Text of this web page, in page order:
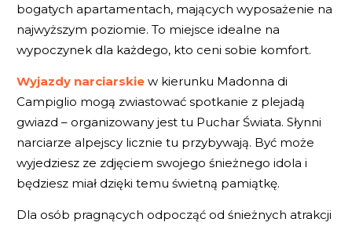
bogatych apartamentach, mających wyposażenie na
najwyższym poziomie. To miejsce idealne na
wypoczynek dla każdego, kto ceni sobie komfort.
Wyjazdy narciarskiew kierunku Madonna di
Campiglio mogą zwiastować spotkanie z plejadą
gwiazd – organizowany jest tu Puchar Świata. Słynni
narciarze alpejscy licznie tu przybywają. Być może
wyjedziesz ze zdjęciem swojego śnieżnego idola i
będziesz miał dzięki temu świetną pamiątkę.
Dla osób pragnących odpocząć od śnieżnych atrakcji